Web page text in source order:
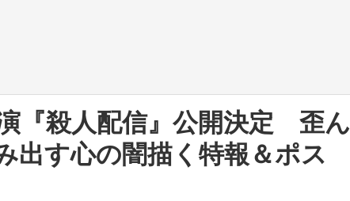
『殺人配信』公開決定 歪ん
出す心の闇描く特報＆ポス